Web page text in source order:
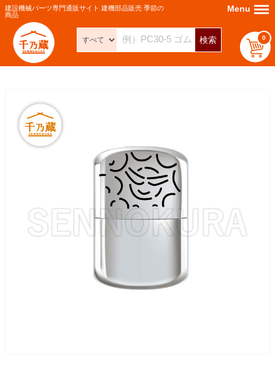
建設機械パーツ専門通販サイト 建機部品販売 季節の
商品
検索 0
Menu Menu